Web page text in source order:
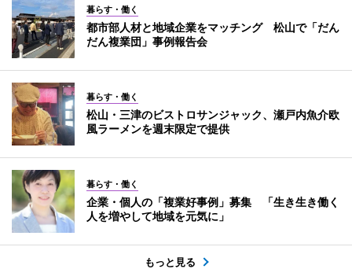
暮らす・働く
都市部人材と地域企業をマッチング 松山で「だん
だん複業団」事例報告会
暮らす・働く
松山・三津のビストロサンジャック、瀬戸内魚介欧
風ラーメンを週末限定で提供
暮らす・働く
企業・個人の「複業好事例」募集 「生き生き働く
人を増やして地域を元気に」
もっと見る